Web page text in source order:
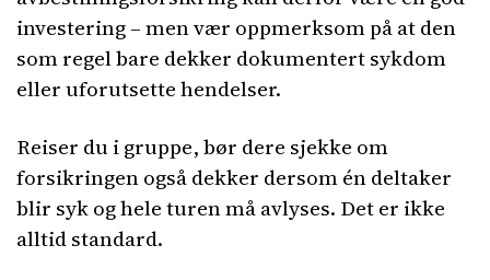
investering – men vær oppmerksom på at den
som regel bare dekker dokumentert sykdom
eller uforutsette hendelser.
Reiser du i gruppe, bør dere sjekke om
forsikringen også dekker dersom én deltaker
blir syk og hele turen må avlyses. Det er ikke
alltid standard.